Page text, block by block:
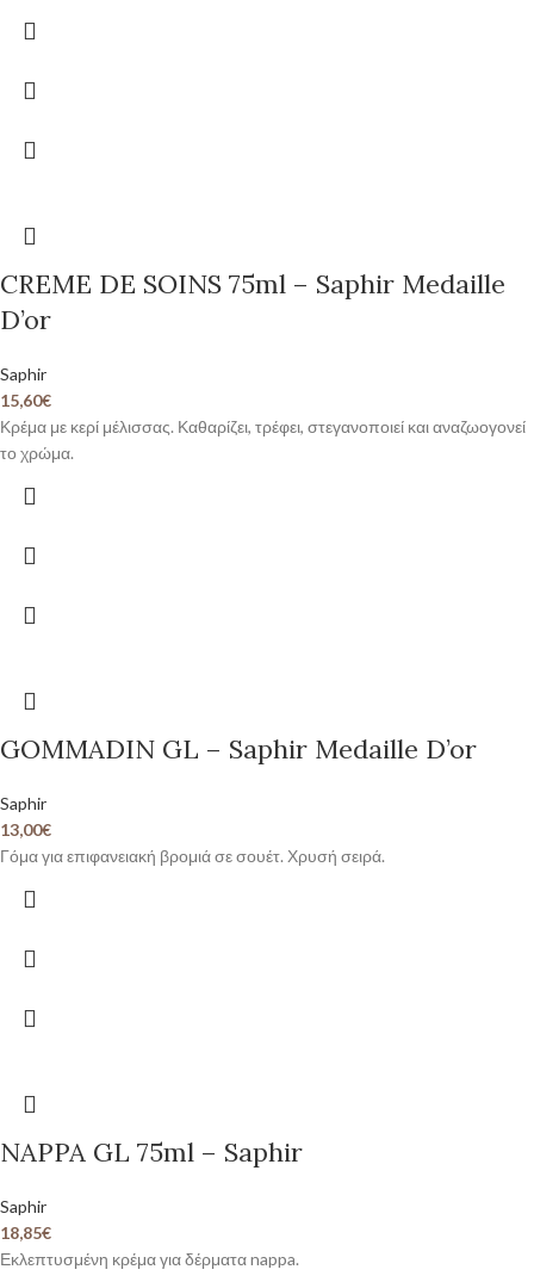
CREME DE SOINS 75ml – Saphir Medaille
D’or
Saphir
15,60€
Κρέμα με κερί μέλισσας. Καθαρίζει, τρέφει, στεγανοποιεί και αναζωογονεί
το χρώμα.
GOMMADIN GL – Saphir Medaille D’or
Saphir
13,00€
Γόμα για επιφανειακή βρομιά σε σουέτ. Χρυσή σειρά.
NAPPA GL 75ml – Saphir
Saphir
18,85€
Εκλεπτυσμένη κρέμα για δέρματα nappa.